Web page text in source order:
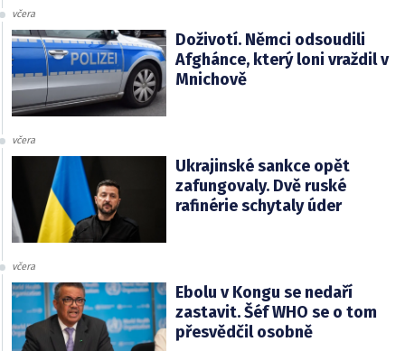
včera
Doživotí. Němci odsoudili
Afghánce, který loni vraždil v
Mnichově
včera
Ukrajinské sankce opět
zafungovaly. Dvě ruské
rafinérie schytaly úder
včera
Ebolu v Kongu se nedaří
zastavit. Šéf WHO se o tom
přesvědčil osobně